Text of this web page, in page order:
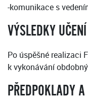
-komunikace s
VÝSLEDKY UČENÍ
Po úspěšné realizaci
k vykonávání
PŘEDPOKLADY